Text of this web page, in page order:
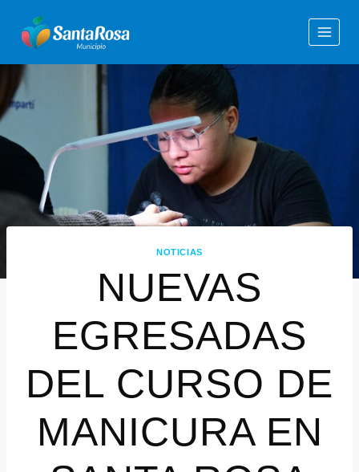
NOTICIAS
NUEVAS
EGRESADAS
DEL CURSO DE
MANICURA EN